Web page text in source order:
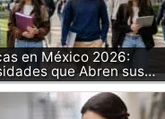
en México 2026:
que Abren sus…